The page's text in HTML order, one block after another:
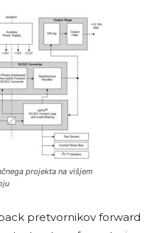
projekta na višjem
pretvornikov forward